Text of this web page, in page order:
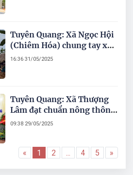
Tuyên Quang: Xã Ngọc Hội
(Chiêm Hóa) chung tay xóa
nhà tạm, nhà dột nát
16:36 31/05/2025
Tuyên Quang: Xã Thượng
Lâm đạt chuẩn nông thôn
mới nâng cao
09:38 29/05/2025
« 1 2 ... 4 5 »